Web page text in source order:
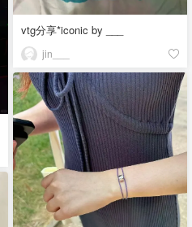
vtg分享*iconic by ___
jin___